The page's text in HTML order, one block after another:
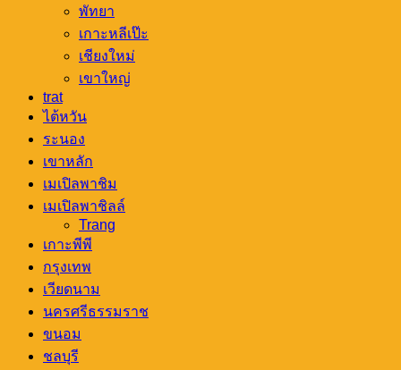
พัทยา
เกาะหลีเป๊ะ
เชียงใหม่
เขาใหญ่
trat
ไต้หวัน
ระนอง
เขาหลัก
เมเปิลพาชิม
เมเปิลพาชิลล์
Trang
เกาะพีพี
กรุงเทพ
เวียดนาม
นครศรีธรรมราช
ขนอม
ชลบุรี